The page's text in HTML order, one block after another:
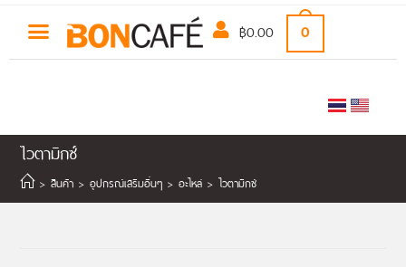
฿0.00 0
ไวตามิกซ์
> สินค้า > อุปกรณ์เสริมอื่นๆ > อะไหล่ > ไวตามิกซ์